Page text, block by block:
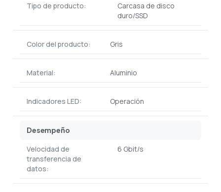
Tipo de producto:
Carcasa de disco
duro/SSD
Color del producto: Gris
Material: Aluminio
Indicadores LED: Operación
Desempeño
Velocidad de
transferencia de
datos:
6 Gbit/s